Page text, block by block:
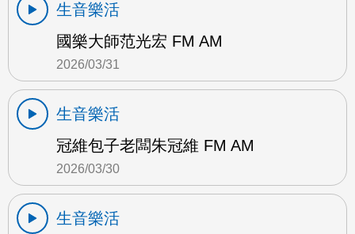
生音樂活
國樂大師范光宏 FM AM
2026/03/31
生音樂活
冠維包子老闆朱冠維 FM AM
2026/03/30
生音樂活